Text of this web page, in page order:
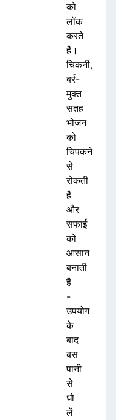
को
लॉक
करते
हैं।
चिकनी,
बर्र-
मुक्त
सतह
भोजन
को
चिपकने
से
रोकती
है
और
सफाई
को
आसान
बनाती
है
-
उपयोग
के
बाद
बस
पानी
से
धो
लें